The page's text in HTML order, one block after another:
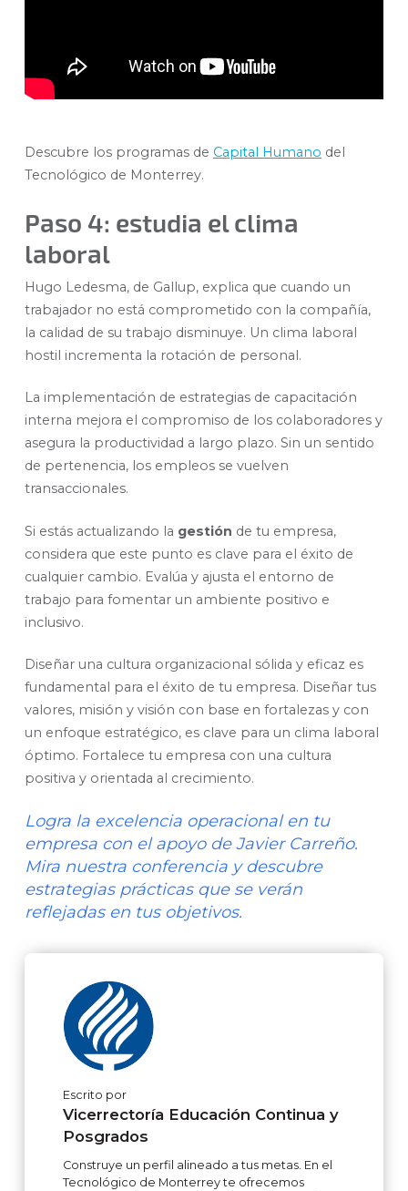
Descubre los programas de Capital Humano del
Tecnológico de Monterrey.
Paso 4: estudia el clima
laboral
Hugo Ledesma, de Gallup, explica que cuando un
trabajador no está comprometido con la compañía,
la calidad de su trabajo disminuye. Un clima laboral
hostil incrementa la rotación de personal.
La implementación de estrategias de capacitación
interna mejora el compromiso de los colaboradores y
asegura la productividad a largo plazo. Sin un sentido
de pertenencia, los empleos se vuelven
transaccionales.
Si estás actualizando la gestión de tu empresa,
considera que este punto es clave para el éxito de
cualquier cambio. Evalúa y ajusta el entorno de
trabajo para fomentar un ambiente positivo e
inclusivo.
Diseñar una cultura organizacional sólida y eficaz es
fundamental para el éxito de tu empresa. Diseñar tus
valores, misión y visión con base en fortalezas y con
un enfoque estratégico, es clave para un clima laboral
óptimo. Fortalece tu empresa con una cultura
positiva y orientada al crecimiento.
Logra la excelencia operacional en tu
empresa con el apoyo de Javier Carreño.
Mira nuestra conferencia y descubre
estrategias prácticas que se verán
reflejadas en tus objetivos.
Escrito por
Vicerrectoría Educación Continua y
Posgrados
Construye un perfil alineado a tus metas. En el
Tecnológico de Monterrey te ofrecemos